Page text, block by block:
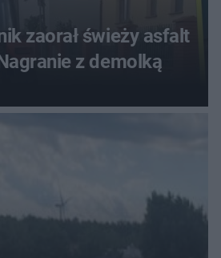
zaorał świeży asfalt
z demolką